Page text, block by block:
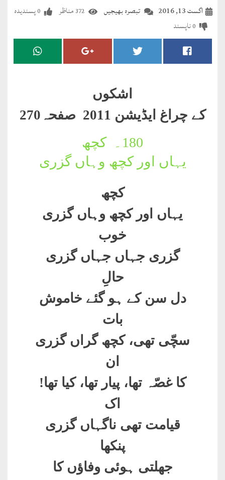
مضطرؔ
دستِ
درعدن
تبصرہ بھیجیں اگست 13, 2016 372 مناظر 0پسندیدہ
0ناپسند
اشکوں
کے چراغ ایڈیشن 2011 صفحہ270
180۔
کچھ
یہاں اور کچھ وہاں گزری
کچھ
یہاں اور کچھ وہاں گزری
خوب
گزری جہاں جہاں گزری
حالِ
دل سن کے ہو گئے خاموش
بات
سچّی تھی، کچھ گراں گزری
ان
کا غصّہ تھا، پیار تھا، کیا تھا!
اک
قیامت تھی ناگہاں گزری
پنکھا
جھلتی ہوئی وفاؤں کا